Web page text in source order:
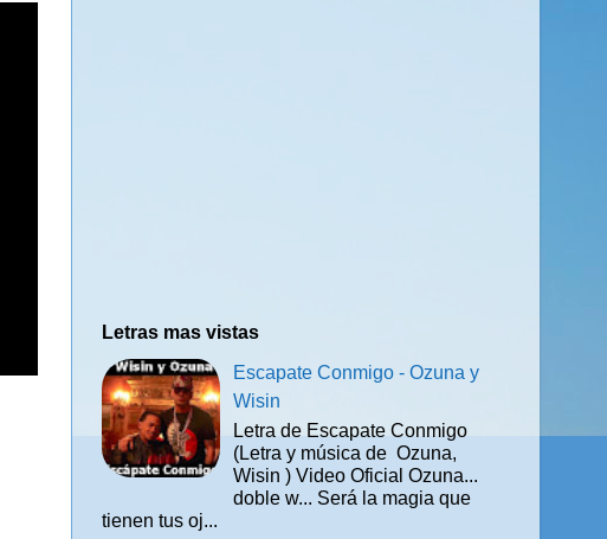
Letras mas vistas
Escapate Conmigo - Ozuna y
Wisin
Letra de Escapate Conmigo
(Letra y música de Ozuna,
Wisin ) Video Oficial Ozuna...
doble w... Será la magia que
tienen tus oj...